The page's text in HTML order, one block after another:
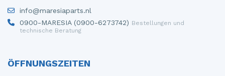
info@maresiaparts.nl
0900-MARESIA (0900-6273742) Bestellungen und
technische Beratung
ÖFFNUNGSZEITEN